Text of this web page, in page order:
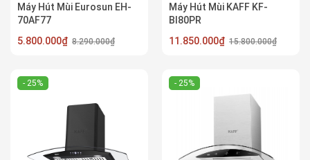
Máy Hút Mùi Eurosun EH-
70AF77
5.800.000₫ 8.290.000₫
Máy Hút Mùi KAFF KF-
BI80PR
11.850.000₫ 15.800.000₫
- 25% - 25%